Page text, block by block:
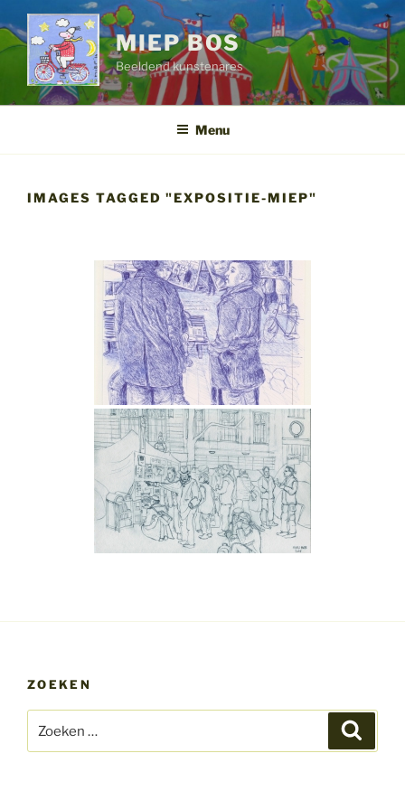
naar
de
inhoud
MIEP BOS
Beeldend kunstenares
Menu
IMAGES TAGGED "EXPOSITIE-MIEP"
ZOEKEN
naar: